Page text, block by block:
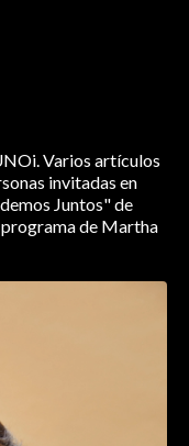
Varios artículos
invitadas en
Juntos" de
de Martha